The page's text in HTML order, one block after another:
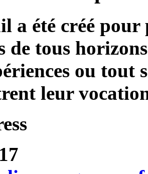
a été créé
de tous
ou tout
leur